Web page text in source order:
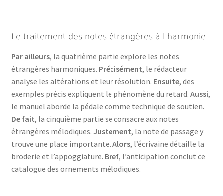
Le traitement des notes étrangères à l’harmonie
Par ailleurs, la quatrième partie explore les notes
étrangères harmoniques. Précisément, le rédacteur
analyse les altérations et leur résolution. Ensuite, des
exemples précis expliquent le phénomène du retard. Aussi,
le manuel aborde la pédale comme technique de soutien.
De fait, la cinquième partie se consacre aux notes
étrangères mélodiques. Justement, la note de passage y
trouve une place importante. Alors, l’écrivaine détaille la
broderie et l’appoggiature. Bref, l’anticipation conclut ce
catalogue des ornements mélodiques.